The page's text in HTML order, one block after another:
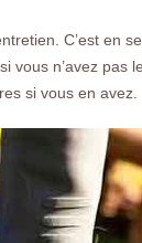
C’est en
n’avez pas
si vous en avez.